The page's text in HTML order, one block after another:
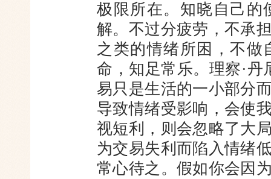
极限所在。知晓自己的
解。不过分疲劳，不承
之类的情绪所困，不做
命，知足常乐。理察·
易只是生活的一小部分
导致情绪受影响，会使
视短利，则会忽略了大
为交易失利而陷入情绪
常心待之。假如你会因